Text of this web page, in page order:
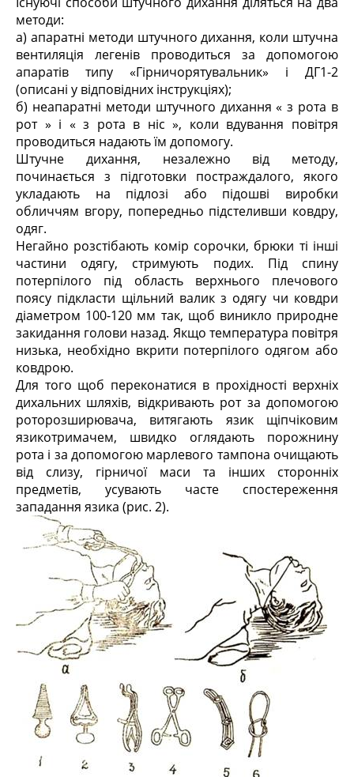
методи:
а) апаратні методи штучного дихання, коли штучна
вентиляція легенів проводиться за допомогою
апаратів типу «Гірничорятувальник» і ДГ1-2
(описані у відповідних інструкціях);
б) неапаратні методи штучного дихання « з рота в
рот » і « з рота в ніс », коли вдування повітря
проводиться надають їм допомогу.
Штучне дихання, незалежно від методу,
починається з підготовки постраждалого, якого
укладають на підлозі або підошві виробки
обличчям вгору, попередньо підстеливши ковдру,
одяг.
Негайно розстібають комір сорочки, брюки ті інші
частини одягу, стримують подих. Під спину
потерпілого під область верхнього плечового
поясу підкласти щільний валик з одягу чи ковдри
діаметром 100-120 мм так, щоб виникло природне
закидання голови назад. Якщо температура повітря
низька, необхідно вкрити потерпілого одягом або
ковдрою.
Для того щоб переконатися в прохідності верхніх
дихальних шляхів, відкривають рот за допомогою
роторозширювача, витягають язик щіпчіковим
язикотримачем, швидко оглядають порожнину
рота і за допомогою марлевого тампона очищають
від слизу, гірничої маси та інших сторонніх
предметів, усувають часте спостереження
западання язика (рис. 2).